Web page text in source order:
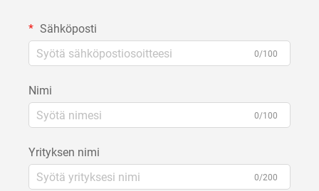
Sähköposti
0/100
Nimi
0/100
Yrityksen nimi
0/200